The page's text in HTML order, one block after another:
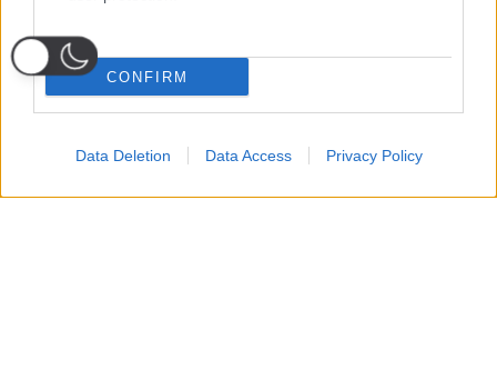
CONFIRM
Data Deletion Data Access Privacy Policy
Voti Seguici su Youtube
Seguici su
Seguici su